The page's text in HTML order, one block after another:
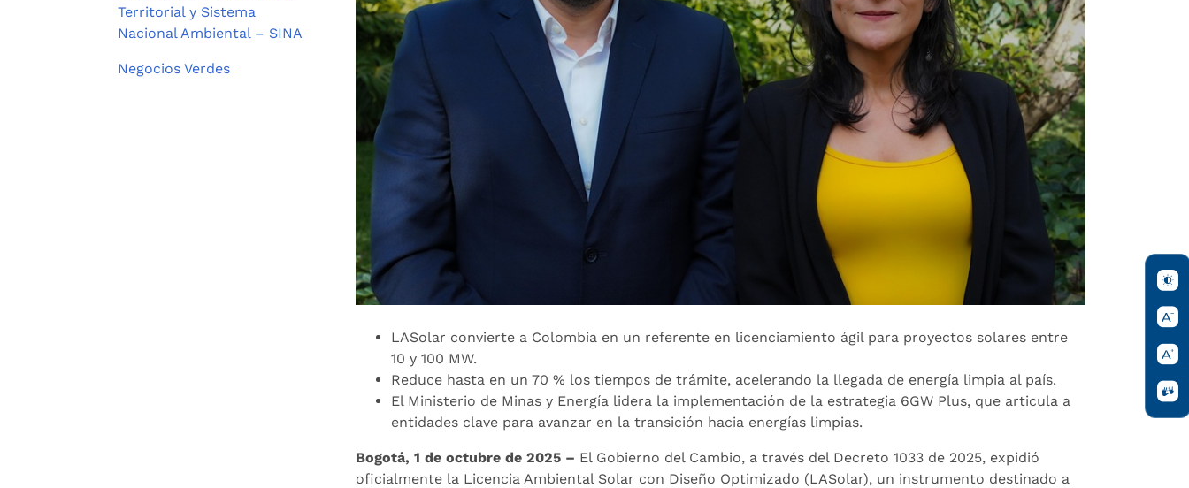
Territorial y Sistema
Nacional Ambiental – SINA
Negocios Verdes
LASolar convierte a Colombia en un referente en licenciamiento ágil para proyectos solares entre
10 y 100 MW.
Reduce hasta en un 70 % los tiempos de trámite, acelerando la llegada de energía limpia al país.
El Ministerio de Minas y Energía lidera la implementación de la estrategia 6GW Plus, que articula a
entidades clave para avanzar en la transición hacia energías limpias.
Bogotá, 1 de octubre de 2025 – El Gobierno del Cambio, a través del Decreto 1033 de 2025, expidió
oficialmente la Licencia Ambiental Solar con Diseño Optimizado (LASolar), un instrumento destinado a